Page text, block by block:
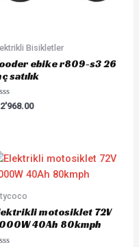
Bisikletler
ebike r809-s3 26
satılık
2'968.00
motosiklet 72V
40Ah 80kmph